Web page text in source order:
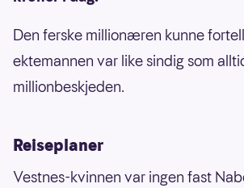
Den ferske millionæren kunne
ektemannen var like sindig som
millionbeskjeden.
Reiseplaner
Vestnes-kvinnen var ingen fast